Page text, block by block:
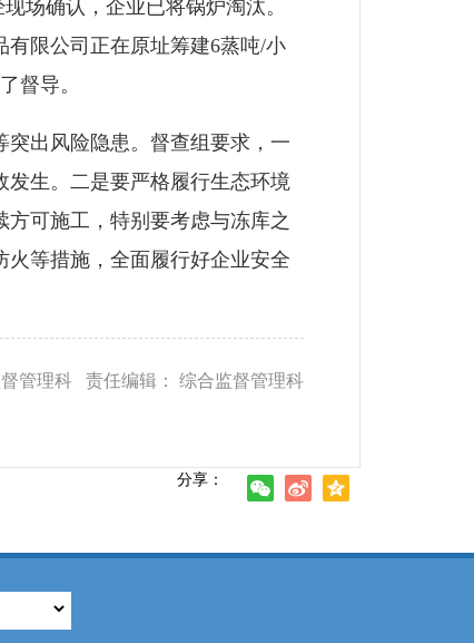
场确认，企业已将锅炉淘汰。
限公司正在原址筹建6蒸吨/小
督导。
出风险隐患。督查组要求，一
生。二是要严格履行生态环境
可施工，特别要考虑与冻库之
等措施，全面履行好企业安全
管理科 责任编辑： 综合监督管理科
分享：